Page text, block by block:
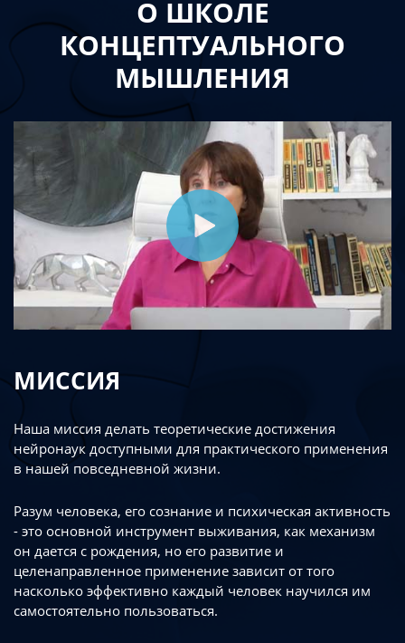
О ШКОЛЕ
КОНЦЕПТУАЛЬНОГО
МЫШЛЕНИЯ
МИССИЯ
Наша миссия делать теоретические достижения
нейронаук доступными для практического применения
в нашей повседневной жизни.
Разум человека, его сознание и психическая активность
- это основной инструмент выживания, как механизм
он дается с рождения, но его развитие и
целенаправленное применение зависит от того
насколько эффективно каждый человек научился им
самостоятельно пользоваться.